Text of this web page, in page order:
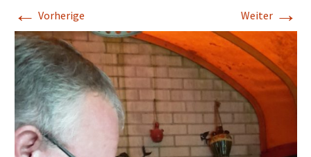
← Vorherige Weiter →